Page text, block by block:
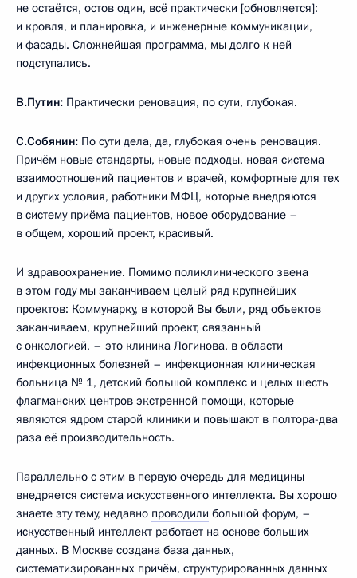
не остаётся, остов один, всё практически [обновляется]:
и кровля, и планировка, и инженерные коммуникации,
и фасады. Сложнейшая программа, мы долго к ней
подступались.
В.Путин: Практически реновация, по сути, глубокая.
С.Собянин: По сути дела, да, глубокая очень реновация.
Причём новые стандарты, новые подходы, новая система
взаимоотношений пациентов и врачей, комфортные для тех
и других условия, работники МФЦ, которые внедряются
в систему приёма пациентов, новое оборудование –
в общем, хороший проект, красивый.
И здравоохранение. Помимо поликлинического звена
в этом году мы заканчиваем целый ряд крупнейших
проектов: Коммунарку, в которой Вы были, ряд объектов
заканчиваем, крупнейший проект, связанный
с онкологией, – это клиника Логинова, в области
инфекционных болезней – инфекционная клиническая
больница № 1, детский большой комплекс и целых шесть
флагманских центров экстренной помощи, которые
являются ядром старой клиники и повышают в полтора-два
раза её производительность.
Параллельно с этим в первую очередь для медицины
внедряется система искусственного интеллекта. Вы хорошо
знаете эту тему, недавно проводили большой форум, –
искусственный интеллект работает на основе больших
данных. В Москве создана база данных,
систематизированных причём, структурированных данных